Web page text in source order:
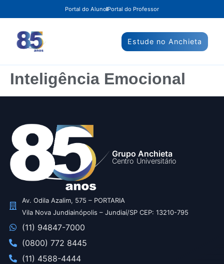
Portal do Aluno Portal do Professor
Estude no Anchieta
Inteligência Emocional
Grupo Anchieta
Centro Universitário
Av. Odila Azalim, 575 – PORTARIA
Vila Nova Jundiainópolis – Jundiaí/SP CEP: 13210-795
(11) 94847-7000
(0800) 772 8445
(11) 4588-4444